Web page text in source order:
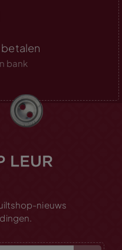
bank
nieuws